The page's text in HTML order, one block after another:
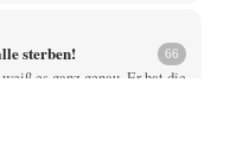
sterben! 66
es ganz genau. Er hat die